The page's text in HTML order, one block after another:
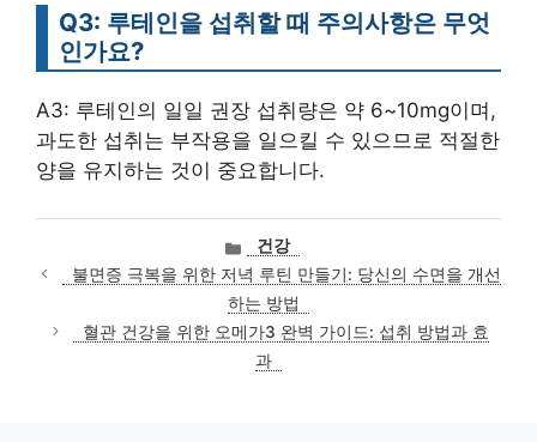
Q3: 루테인을 섭취할 때 주의사항은 무엇
인가요?
A3: 루테인의 일일 권장 섭취량은 약 6~10mg이며,
과도한 섭취는 부작용을 일으킬 수 있으므로 적절한
양을 유지하는 것이 중요합니다.
카
테
고
리
건강
불면증 극복을 위한 저녁 루틴 만들기: 당신의 수면을 개선
하는 방법
혈관 건강을 위한 오메가3 완벽 가이드: 섭취 방법과 효
과